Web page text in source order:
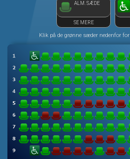
ALM. SÆDE
SE MERE
Klik på de grønne sæder nedenfor